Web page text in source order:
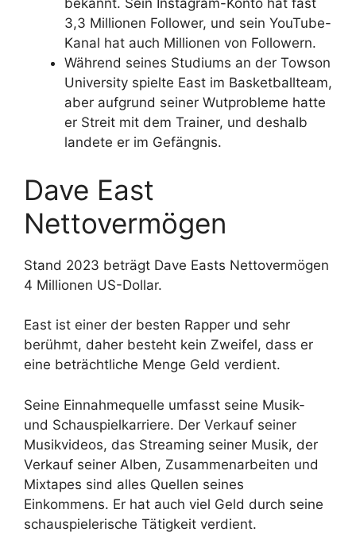
bekannt. Sein Instagram-Konto hat fast
3,3 Millionen Follower, und sein YouTube-
Kanal hat auch Millionen von Followern.
Während seines Studiums an der Towson
University spielte East im Basketballteam,
aber aufgrund seiner Wutprobleme hatte
er Streit mit dem Trainer, und deshalb
landete er im Gefängnis.
Dave East
Nettovermögen
Stand 2023 beträgt Dave Easts Nettovermögen
4 Millionen US-Dollar.
East ist einer der besten Rapper und sehr
berühmt, daher besteht kein Zweifel, dass er
eine beträchtliche Menge Geld verdient.
Seine Einnahmequelle umfasst seine Musik-
und Schauspielkarriere. Der Verkauf seiner
Musikvideos, das Streaming seiner Musik, der
Verkauf seiner Alben, Zusammenarbeiten und
Mixtapes sind alles Quellen seines
Einkommens. Er hat auch viel Geld durch seine
schauspielerische Tätigkeit verdient.